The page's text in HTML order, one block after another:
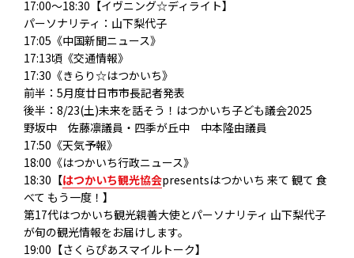
17:00～18:30【イヴニング☆ディライト】
パーソナリティ：山下梨代子
17:05《中国新聞ニュース》
17:13頃《交通情報》
17:30《きらり☆はつかいち》
前半：5月度廿日市市長記者発表
後半：8/23(土)未来を話そう！はつかいち子ども議会2025
野坂中 佐藤凛議員・四季が丘中 中本隆由議員
17:50《天気予報》
18:00《はつかいち行政ニュース》
18:30【はつかいち観光協会presentsはつかいち 来て 観て 食
べて もう一度！】
第17代はつかいち観光親善大使とパーソナリティ 山下梨代子
が旬の観光情報をお届けします。
19:00【さくらぴあスマイルトーク】